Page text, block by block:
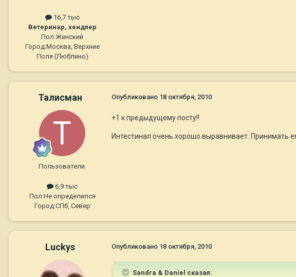
16,7 тыс
Ветеринар, хендлер
Пол:Женский
Город:Москва, Верхние
Поля (Люблино)
Талисман
Пользователи.
6,9 тыс
Пол:Не определился
Город:СПб, Север
Опубликовано 18 октября, 2010
+1 к предыдущему посту!!
Интестинал очень хорошо выравнивает. Принимать
Luckys Опубликовано 18 октября, 2010
Sandra & Daniel сказал: